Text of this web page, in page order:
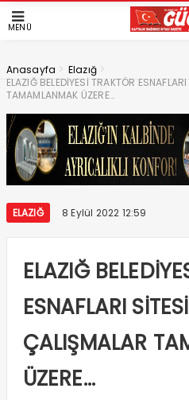
MENÜ
Anasayfa > Elazığ >
ELAZIĞ BELEDİYESİ TRAKTÖR
TAMAMLANMAK ÜZERE…
ELAZIĞ 8 Eylül 2022 12:59
ELAZIĞ
ESNAFLARI
ÇALIŞMALAR
ÜZERE…